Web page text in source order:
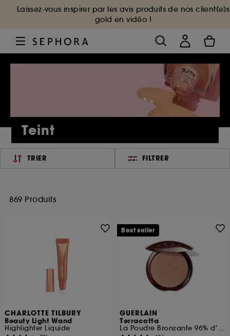
Laissez-vous inspirer par les avis produits de nos client(e)s
gold en vidéo !
Teint
TRIER FILTRER
869 Produits
CHARLOTTE TILBURY
Beauty Light Wand
Highlighter Liquide
GUERLAIN
Terracotta
La Poudre Bronzante 96% d'ingrédients d'origine naturelle
Best seller